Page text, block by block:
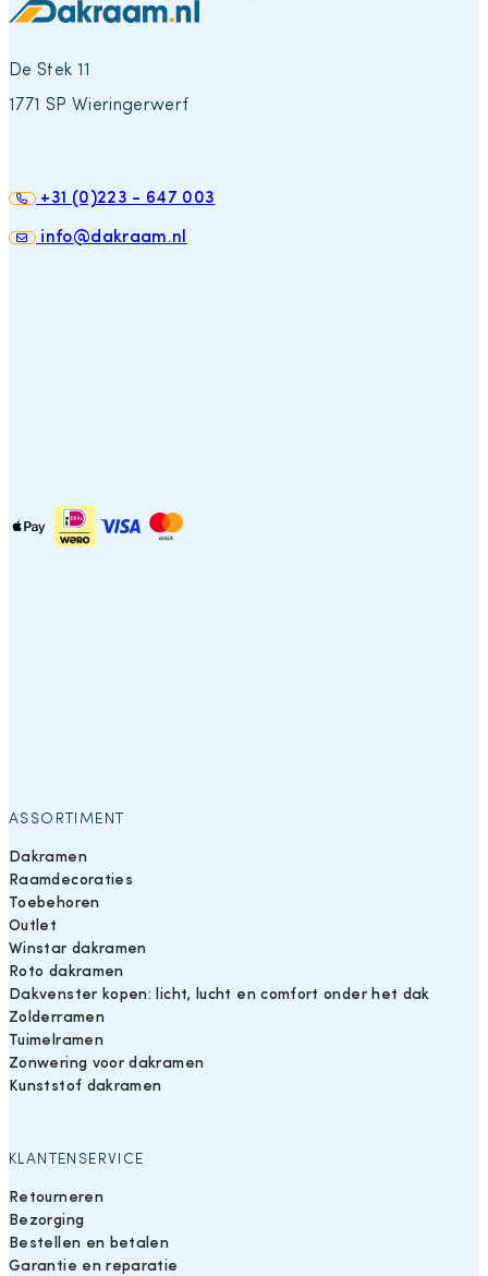
De Stek 11
1771 SP Wieringerwerf
+31 (0)223 - 647 003
info@dakraam.nl
ASSORTIMENT
Dakramen
Raamdecoraties
Toebehoren
Outlet
Winstar dakramen
Roto dakramen
Dakvenster kopen: licht, lucht en comfort onder het dak
Zolderramen
Tuimelramen
Zonwering voor dakramen
Kunststof dakramen
KLANTENSERVICE
Retourneren
Bezorging
Bestellen en betalen
Garantie en reparatie